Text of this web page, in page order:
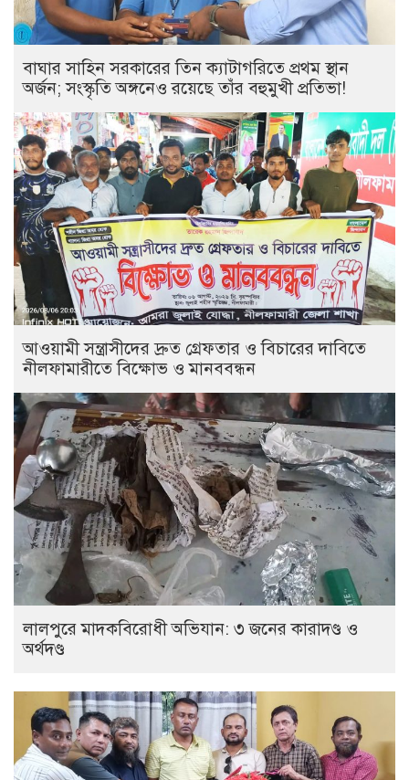
বাঘার সাহিন সরকারের তিন ক্যাটাগরিতে প্রথম স্থান
অর্জন; সংস্কৃতি অঙ্গনেও রয়েছে তাঁর বহুমুখী প্রতিভা!
আওয়ামী সন্ত্রাসীদের দ্রুত গ্রেফতার ও বিচারের দাবিতে
নীলফামারীতে বিক্ষোভ ও মানববন্ধন
লালপুরে মাদকবিরোধী অভিযান: ৩ জনের কারাদণ্ড ও
অর্থদণ্ড